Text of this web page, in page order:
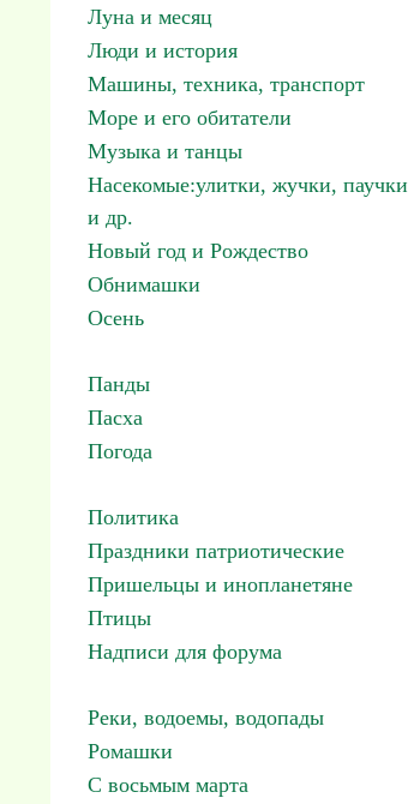
Луна и месяц
Люди и история
Машины, техника, транспорт
Море и его обитатели
Музыка и танцы
Насекомые:улитки, жучки, паучки
и др.
Новый год и Рождество
Обнимашки
Осень
Панды
Пасха
Погода
Политика
Праздники патриотические
Пришельцы и инопланетяне
Птицы
Надписи для форума
Реки, водоемы, водопады
Ромашки
С восьмым марта